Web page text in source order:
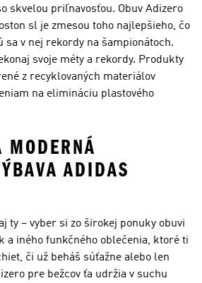
skvelou priľnavosťou. Obuv Adizero
sl je zmesou toho najlepšieho, čo
sa v nej rekordy na šampionátoch.
svoje méty a rekordy. Produkty
z recyklovaných materiálov
na elimináciu plastového
MODERNÁ
ADIDAS
ty – vyber si zo širokej ponuky obuvi
a iného funkčného oblečenia, ktoré ti
či už beháš súťažne alebo len
pre bežcov ťa udržia v suchu